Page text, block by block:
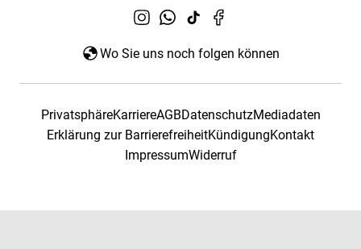
Wo Sie uns noch folgen können
PrivatsphäreKarriereAGBDatenschutzMediadaten
Erklärung zur BarrierefreiheitKündigungKontakt
ImpressumWiderruf